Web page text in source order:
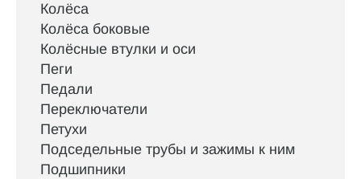
Колёса
Колёса боковые
Колёсные втулки и оси
Пеги
Педали
Переключатели
Петухи
Подседельные трубы и зажимы к ним
Подшипники